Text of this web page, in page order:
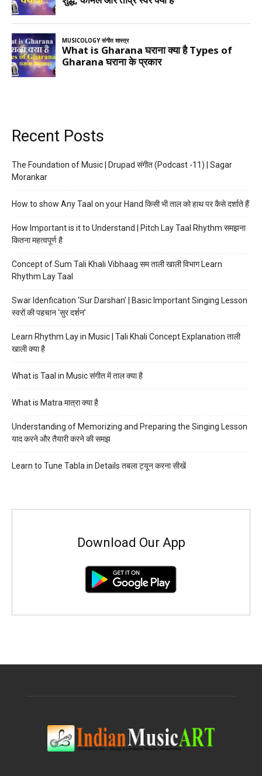
Recent Posts
The Foundation of Music | Drupad संगीत (Podcast -11) | Sagar
Morankar
How to show Any Taal on your Hand किसी भी ताल को हाथ पर कैसे दर्शाते हैं
How Important is it to Understand | Pitch Lay Taal Rhythm समझना
कितना महत्वपूर्ण है
Concept of Sum Tali Khali Vibhaag सम ताली खाली विभाग Learn
Rhythm Lay Taal
Swar Idenfication ‘Sur Darshan’ | Basic Important Singing Lesson
स्वरों की पहचान ‘सुर दर्शन’
Learn Rhythm Lay in Music | Tali Khali Concept Explanation ताली
खाली क्या है
What is Taal in Music संगीत में ताल क्या है
What is Matra मात्रा क्या है
Understanding of Memorizing and Preparing the Singing Lesson
याद करने और तैयारी करने की समझ
Learn to Tune Tabla in Details तबला ट्यून करना सीखें
Download Our App